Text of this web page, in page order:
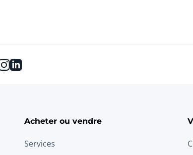
instagram
linkedin
Acheter ou vendre
Services